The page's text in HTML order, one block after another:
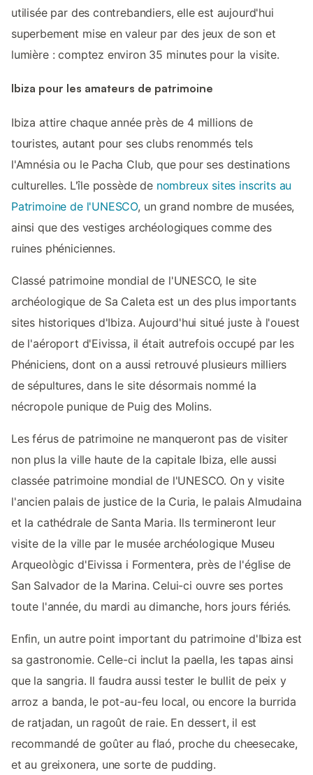
utilisée par des contrebandiers, elle est aujourd'hui
superbement mise en valeur par des jeux de son et
lumière : comptez environ 35 minutes pour la visite.
Ibiza pour les amateurs de patrimoine
Ibiza attire chaque année près de 4 millions de
touristes, autant pour ses clubs renommés tels
l'Amnésia ou le Pacha Club, que pour ses destinations
culturelles. L'île possède de nombreux sites inscrits au
Patrimoine de l'UNESCO, un grand nombre de musées,
ainsi que des vestiges archéologiques comme des
ruines phéniciennes.
Classé patrimoine mondial de l'UNESCO, le site
archéologique de Sa Caleta est un des plus importants
sites historiques d'Ibiza. Aujourd'hui situé juste à l'ouest
de l'aéroport d'Eivissa, il était autrefois occupé par les
Phéniciens, dont on a aussi retrouvé plusieurs milliers
de sépultures, dans le site désormais nommé la
nécropole punique de Puig des Molins.
Les férus de patrimoine ne manqueront pas de visiter
non plus la ville haute de la capitale Ibiza, elle aussi
classée patrimoine mondial de l'UNESCO. On y visite
l'ancien palais de justice de la Curia, le palais Almudaina
et la cathédrale de Santa Maria. Ils termineront leur
visite de la ville par le musée archéologique Museu
Arqueològic d'Eivissa i Formentera, près de l'église de
San Salvador de la Marina. Celui-ci ouvre ses portes
toute l'année, du mardi au dimanche, hors jours fériés.
Enfin, un autre point important du patrimoine d'Ibiza est
sa gastronomie. Celle-ci inclut la paella, les tapas ainsi
que la sangria. Il faudra aussi tester le bullit de peix y
arroz a banda, le pot-au-feu local, ou encore la burrida
de ratjadan, un ragoût de raie. En dessert, il est
recommandé de goûter au flaó, proche du cheesecake,
et au greixonera, une sorte de pudding.